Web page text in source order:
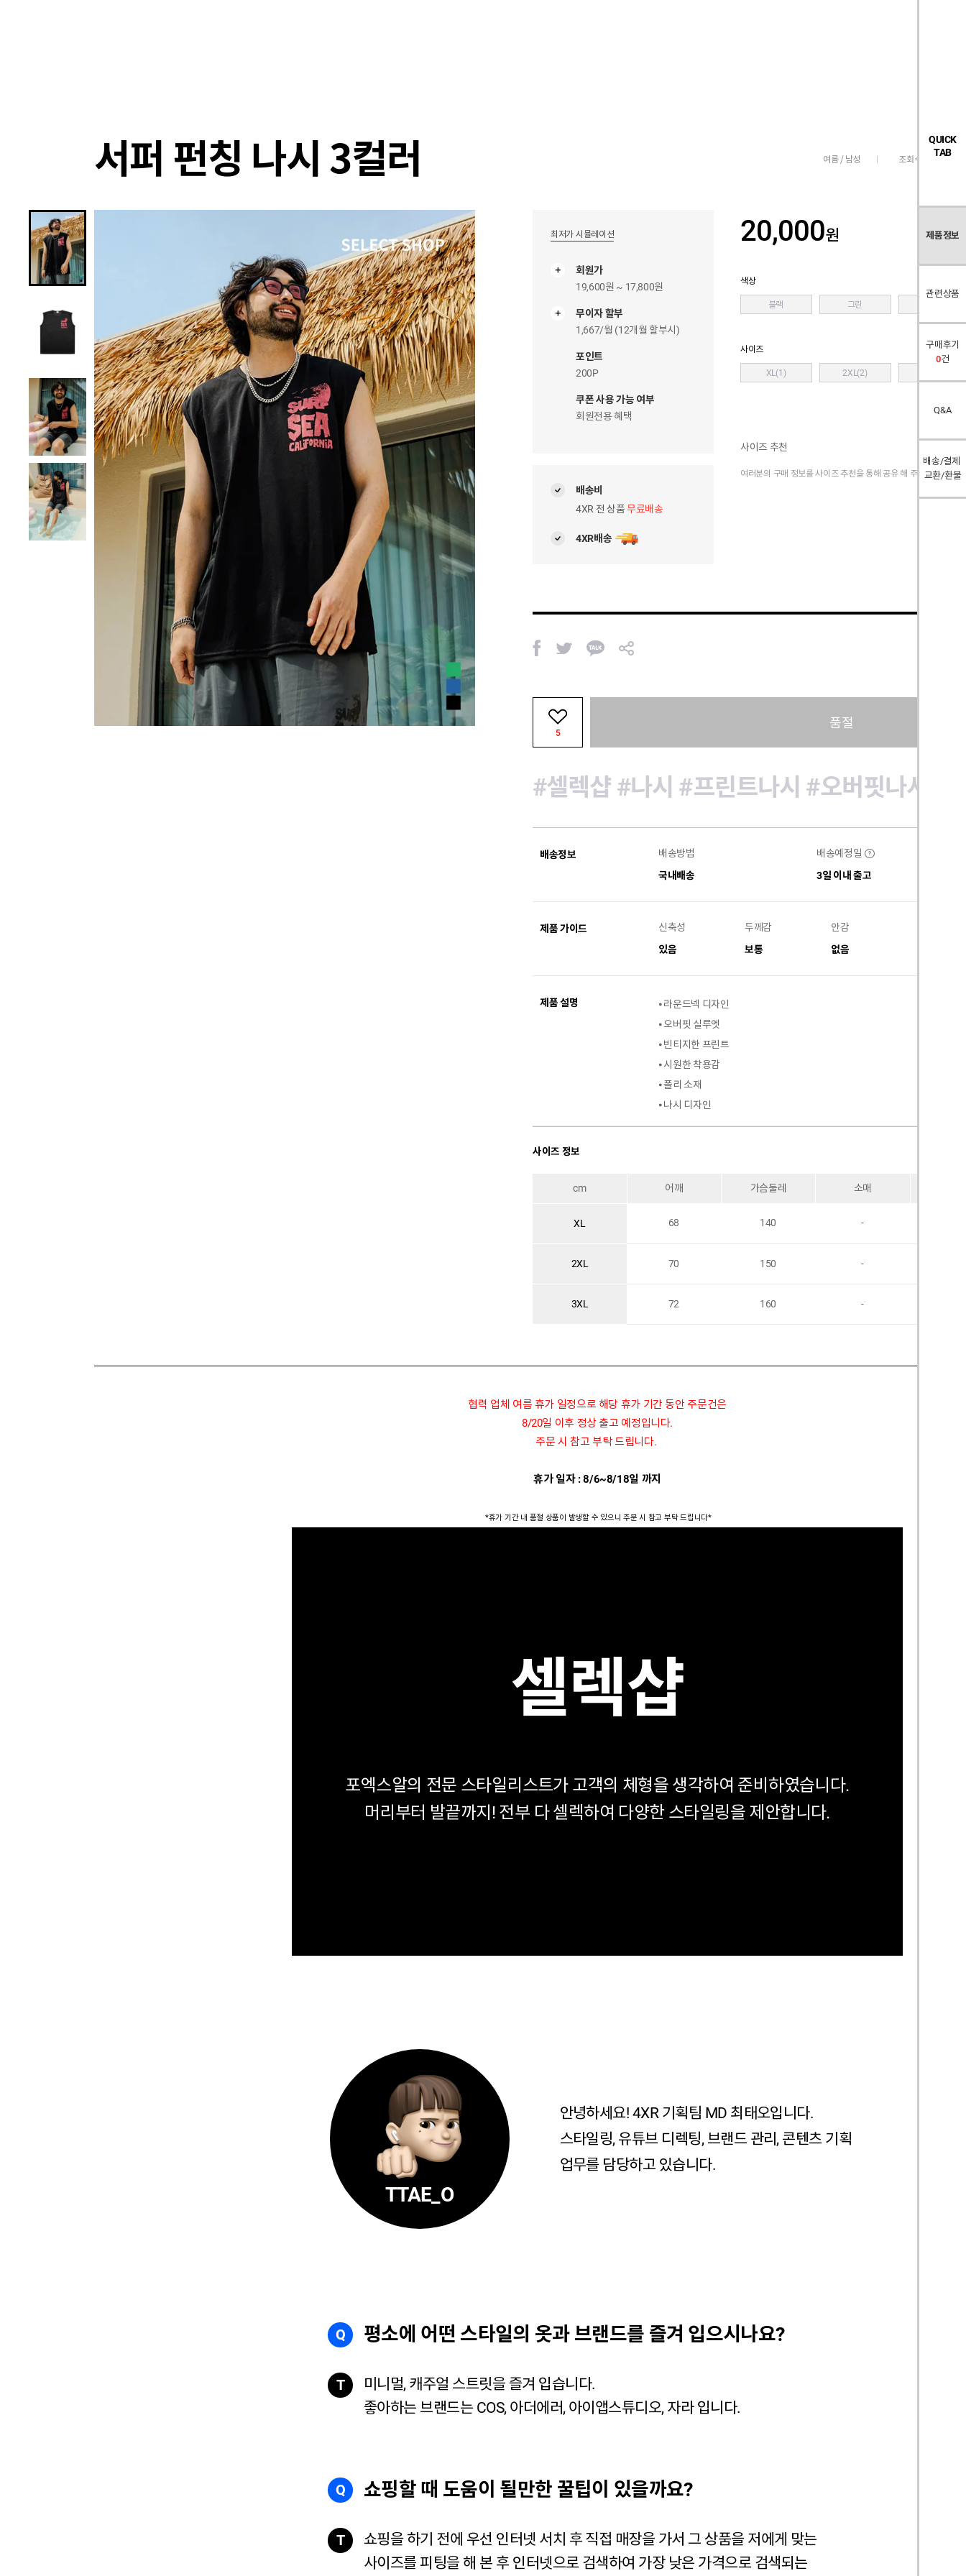
QUICK
TAB
제품정보
관련상품
구매후기
0건
Q&A
배송/결제
교환/환불
서퍼 펀칭 나시 3컬러 여름 / 남성 조회수 1,513
최저가 시뮬레이션
회원가
19,600원 ~ 17,800원
무
무이자 할부
1,667/월 (12개월 할부시)
포인트
200P
쿠폰 사용 가능 여부
회원전용 혜택
배송비
4XR 전 상품무료배송
4XR배송
20,000원
색상
블랙 그린
사이즈
XL(1) 2XL(2)
사이즈 추천
여러분의 구매 정보를 사이즈 추천을 통해 공유 해 주세요.
페
이
트
위
카
카
공
유
품절
5
#셀렉샵 #나시 #프린트나시 #오버핏나시
배송정보
배송방법
국내배송
배송예정일 ?
3일 이내 출고
제품 가이드
신축성
있음
두께감
보통
안감
없음
제품 설명
⦁ 라운드넥 디자인
⦁ 오버핏 실루엣
⦁ 빈티지한 프린트
⦁ 시원한 착용감
⦁ 폴리 소재
⦁ 나시 디자인
사이즈 정보
cm 어깨 가슴둘레 소매
XL 68 140 -
2XL 70 150 -
3XL 72 160 -
협력 업체 여름 휴가 일정으로 해당 휴가 기간 동안 주문건은
8/20일 이후 정상 출고 예정입니다.
주문 시 참고 부탁 드립니다.
휴가 일자 : 8/6~8/18일 까지
*휴가 기간 내 품절 상품이 발생할 수 있으니 주문 시 참고 부탁 드립니다*
셀렉샵
포엑스알의 전문 스타일리스트가 고객의 체형을 생각하여 준비하였습니다.
머리부터 발끝까지! 전부 다 셀렉하여 다양한 스타일링을 제안합니다.
TTAE_O
안녕하세요! 4XR 기획팀 MD 최태오입니다.
스타일링, 유튜브 디렉팅, 브랜드 관리, 콘텐츠 기획
업무를 담당하고 있습니다.
Q 평소에 어떤 스타일의 옷과 브랜드를 즐겨 입으시나요?
T
미니멀, 캐주얼 스트릿을 즐겨 입습니다.
좋아하는 브랜드는 COS, 아더에러, 아이앱스튜디오, 자라 입니다.
Q 쇼핑할 때 도움이 될만한 꿀팁이 있을까요?
T
쇼핑을 하기 전에 우선 인터넷 서치 후 직접 매장을 가서 그 상품을 저에게 맞는
사이즈를 피팅을 해 본 후 인터넷으로 검색하여 가장 낮은 가격으로 검색되는